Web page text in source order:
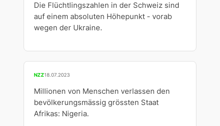
Die Flüchtlingszahlen in der Schweiz sind
auf einem absoluten Höhepunkt - vorab
wegen der Ukraine.
NZZ18.07.2023
Millionen von Menschen verlassen den
bevölkerungsmässig grössten Staat
Afrikas: Nigeria.